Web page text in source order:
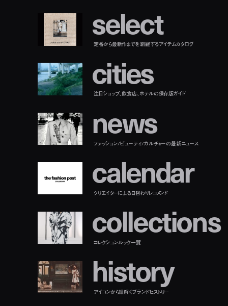
select
定番から最新作までを網羅するアイテムカタログ
cities
注目ショップ、飲食店、ホテルの保存版ガイド
news
ファッション/ビューティ/カルチャーの最新ニュース
calendar
クリエイターによる日替わりレコメンド
collections
コレクションルック一覧
history
アイコンから紐解くブランドヒストリー